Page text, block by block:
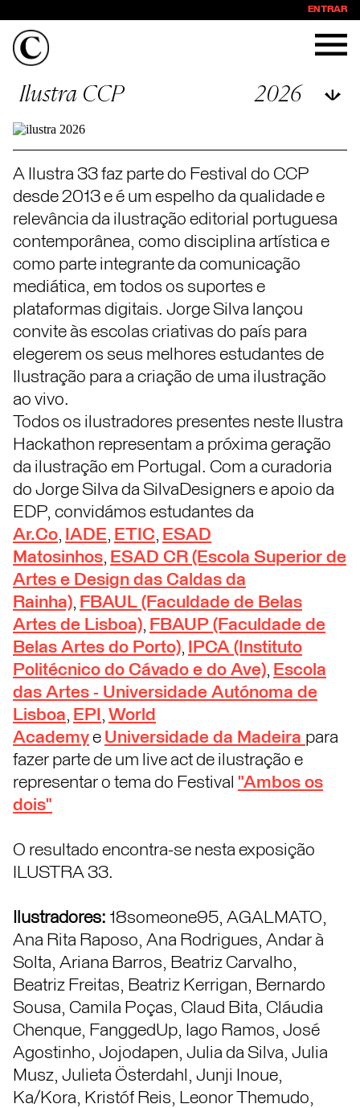
ENTRAR
Ilustra CCP 2026
A Ilustra 33 faz parte do Festival do CCP
desde 2013 e é um espelho da qualidade e
relevância da ilustração editorial portuguesa
contemporânea, como disciplina artística e
como parte integrante da comunicação
mediática, em todos os suportes e
plataformas digitais. Jorge Silva lançou
convite às escolas criativas do país para
elegerem os seus melhores estudantes de
Ilustração para a criação de uma ilustração
ao vivo.
Todos os ilustradores presentes neste Ilustra
Hackathon representam a próxima geração
da ilustração em Portugal. Com a curadoria
do Jorge Silva da SilvaDesigners e apoio da
EDP, convidámos estudantes da
Ar.Co, IADE, ETIC, ESAD
Matosinhos, ESAD CR (Escola Superior de
Artes e Design das Caldas da
Rainha), FBAUL (Faculdade de Belas
Artes de Lisboa), FBAUP (Faculdade de
Belas Artes do Porto),
IPCA (Instituto
Politécnico do Cávado e do Ave), Escola
das Artes - Universidade Autónoma de
Lisboa, EPI , World
Academye Universidade da Madeira para
fazer parte de um live act de ilustração e
representar o tema do Festival "Ambos os
dois"
O resultado encontra-se nesta exposição
ILUSTRA 33.
Ilustradores: 18someone95, AGALMATO,
Ana Rita Raposo, Ana Rodrigues, Andar à
Solta, Ariana Barros, Beatriz Carvalho,
Beatriz Freitas, Beatriz Kerrigan, Bernardo
Sousa, Camila Poças, Claud Bita, Cláudia
Chenque, FanggedUp, Iago Ramos, José
Agostinho, Jojodapen, Julia da Silva, Julia
Musz, Julieta Österdahl, Junji Inoue,
Ka/Kora, Kristóf Reis, Leonor Themudo,